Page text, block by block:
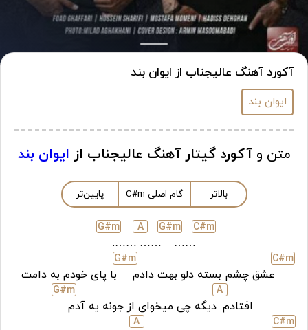
آکورد آهنگ عالیجناب از ایوان بند
ایوان بند
متن وآکورد گیتار آهنگ عالیجناب از ایوان بند
بالاتر گام اصلی C#m پایین‌تر
C#m
……
G#m
……
A
…….
G#m
C#m
عشق چشم بسته دلو بهت دادم
G#m
با پای خودم به دامت
افتادم
A
دیگه چی میخوای از جونه یه آدم
G#m
C#m
A